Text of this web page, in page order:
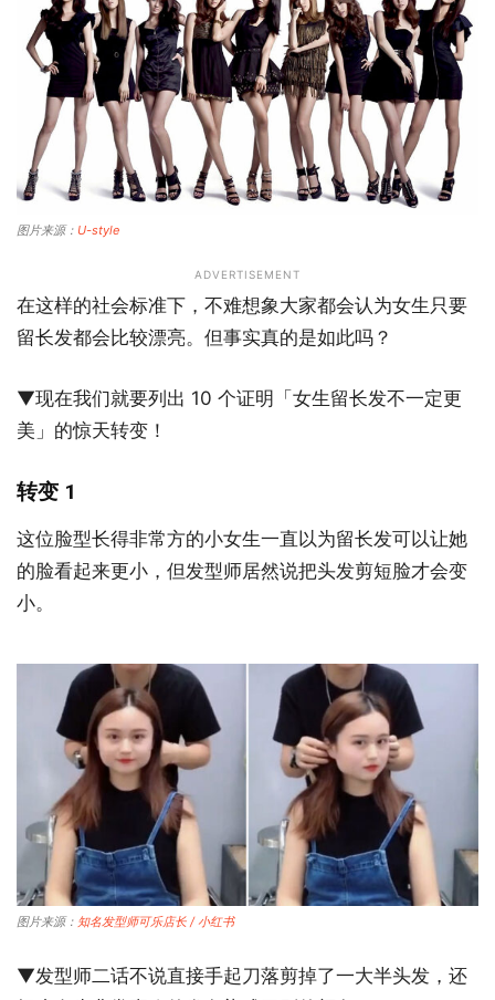
图片来源： U-style
ADVERTISEMENT
在这样的社会标准下，不难想象大家都会认为女生只要
留长发都会比较漂亮。但事实真的是如此吗？
▼现在我们就要列出 10 个证明「女生留长发不一定更
美」的惊天转变！
转变 1
这位脸型长得非常方的小女生一直以为留长发可以让她
的脸看起来更小，但发型师居然说把头发剪短脸才会变
小。
图片来源： 知名发型师可乐店长 / 小红书
▼发型师二话不说直接手起刀落剪掉了一大半头发，还